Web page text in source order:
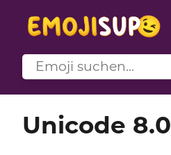
Unicode 8.0